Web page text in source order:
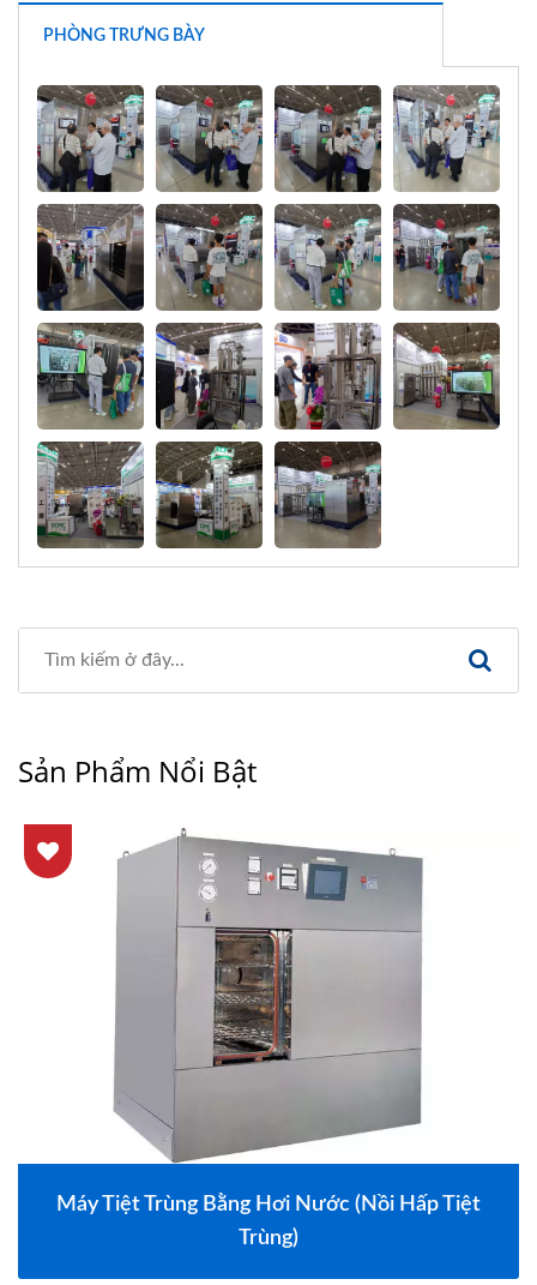
PHÒNG TRƯNG BÀY
Sản Phẩm Nổi Bật
Máy Tiệt Trùng Bằng Hơi Nước (Nồi Hấp Tiệt
Trùng)